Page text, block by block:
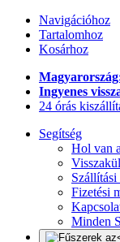
Navigációhoz
Tartalomhoz
Kosárhoz
Ingyenes
24 órás
Segítség
Hol van
Fizetési
Minden